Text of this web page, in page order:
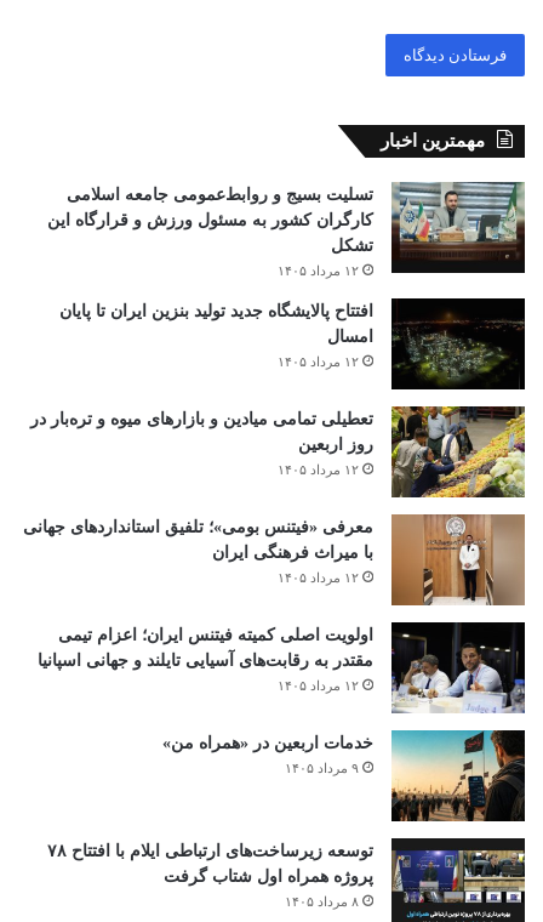
مهمترین اخبار
تسلیت بسیج و روابط‌عمومی جامعه اسلامی
کارگران کشور به مسئول ورزش و قرارگاه این
تشکل
۱۲ مرداد ۱۴۰۵
افتتاح ‌پالایشگاه جدید تولید بنزین ایران تا پایان
امسال
۱۲ مرداد ۱۴۰۵
تعطیلی تمامی میادین و بازارهای میوه و تره‌بار در
روز اربعین
۱۲ مرداد ۱۴۰۵
معرفی «فیتنس بومی»؛ تلفیق استانداردهای جهانی
با میراث فرهنگی ایران
۱۲ مرداد ۱۴۰۵
اولویت اصلی کمیته فیتنس ایران؛ اعزام تیمی
مقتدر به رقابت‌های آسیایی تایلند و جهانی اسپانیا
۱۲ مرداد ۱۴۰۵
خدمات اربعین در «همراه من»
۹ مرداد ۱۴۰۵
توسعه زیرساخت‌های ارتباطی ایلام با افتتاح ۷۸
پروژه همراه اول شتاب گرفت
۸ مرداد ۱۴۰۵